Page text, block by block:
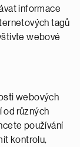
informace
tagů
webové
webových
od různých
používání
kontrolu,